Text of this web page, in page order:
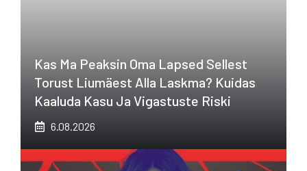
Kas Ma Peaksin Oma Lapsed Sellest
Torust Liumäest Alla Laskma? Kuidas
Kaaluda Kasu Ja Vigastuste Riski
6.08.2026